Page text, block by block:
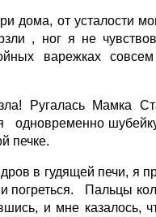
дома, от усталости
, ног я не
варежках
Ругалась Мамка
одновременно
печке.
в гудящей печи, я
погреться. Пальцы
и мне